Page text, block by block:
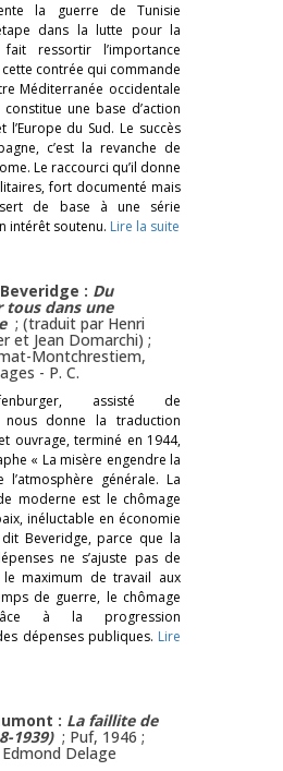
la guerre de Tunisie
dans la lutte pour la
ressortir l’importance
contrée qui commande
Méditerranée occidentale
une base d’action
l’Europe du Sud. Le succès
c’est la revanche de
Le raccourci qu’il donne
fort documenté mais
de base à une série
intérêt soutenu. Lire la suite
: Du
dans une
; (traduit par Henri
et Jean Domarchi) ;
Montchrestiem,
- P. C.
assisté de
nous donne la traduction
ouvrage, terminé en 1944,
« La misère engendre la
l’atmosphère générale. La
moderne est le chômage
inéluctable en économie
Beveridge, parce que la
ne s’ajuste pas de
maximum de travail aux
de guerre, le chômage
à la progression
dépenses publiques. Lire
: La faillite de
1939) ; Puf, 1946 ;
Edmond Delage